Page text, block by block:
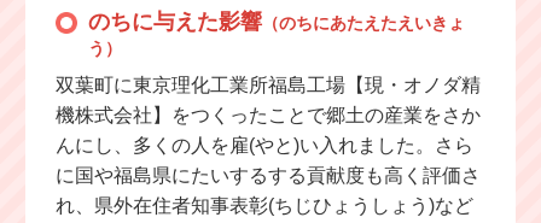
のちに与えた影響（のちにあたえたえいきょ
う）
双葉町に東京理化工業所福島工場【現・オノダ精
機株式会社】をつくったことで郷土の産業をさか
んにし、多くの人を雇(やと)い入れました。さら
に国や福島県にたいするする貢献度も高く評価さ
れ、県外在住者知事表彰(ちじひょうしょう)など